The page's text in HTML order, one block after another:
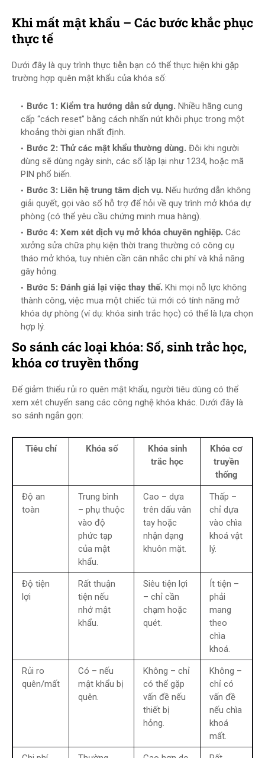
Khi mất mật khẩu – Các bước khắc phục
thực tế
Dưới đây là quy trình thực tiễn bạn có thể thực hiện khi gặp
trường hợp quên mật khẩu của khóa số:
Bước 1: Kiểm tra hướng dẫn sử dụng. Nhiều hãng cung
cấp “cách reset” bằng cách nhấn nút khôi phục trong một
khoảng thời gian nhất định.
Bước 2: Thử các mật khẩu thường dùng. Đôi khi người
dùng sẽ dùng ngày sinh, các số lặp lại như 1234, hoặc mã
PIN phổ biến.
Bước 3: Liên hệ trung tâm dịch vụ. Nếu hướng dẫn không
giải quyết, gọi vào số hỗ trợ để hỏi về quy trình mở khóa dự
phòng (có thể yêu cầu chứng minh mua hàng).
Bước 4: Xem xét dịch vụ mở khóa chuyên nghiệp. Các
xưởng sửa chữa phụ kiện thời trang thường có công cụ
tháo mở khóa, tuy nhiên cần cân nhắc chi phí và khả năng
gây hỏng.
Bước 5: Đánh giá lại việc thay thế. Khi mọi nỗ lực không
thành công, việc mua một chiếc túi mới có tính năng mở
khóa dự phòng (ví dụ: khóa sinh trắc học) có thể là lựa chọn
hợp lý.
So sánh các loại khóa: Số, sinh trắc học,
khóa cơ truyền thống
Để giảm thiểu rủi ro quên mật khẩu, người tiêu dùng có thể
xem xét chuyển sang các công nghệ khóa khác. Dưới đây là
so sánh ngắn gọn:
Tiêu chí Khóa số
Khóa sinh
trắc học
Khóa cơ
truyền
thống
Độ an
toàn
Trung bình
– phụ thuộc
vào độ
phức tạp
của mật
khẩu.
Cao – dựa
trên dấu vân
tay hoặc
nhận dạng
khuôn mặt.
Thấp –
chỉ dựa
vào chìa
khoá vật
lý.
Độ tiện
lợi
Rất thuận
tiện nếu
nhớ mật
khẩu.
Siêu tiện lợi
– chỉ cần
chạm hoặc
quét.
Ít tiện –
phải
mang
theo
chìa
khoá.
Rủi ro
quên/mất
Có – nếu
mật khẩu bị
quên.
Không – chỉ
có thể gặp
vấn đề nếu
thiết bị
hỏng.
Không –
chỉ có
vấn đề
nếu chìa
khoá
mất.